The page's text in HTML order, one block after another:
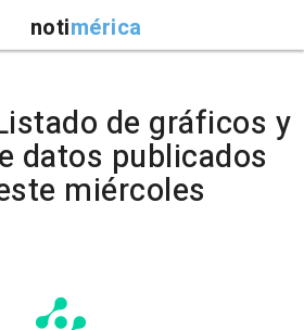
notimérica
de gráficos y
datos publicados
miércoles